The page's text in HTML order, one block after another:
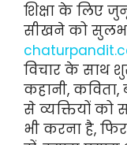
शिक्षा के लिए
सीखने को सुलभ
विचार के साथ
कहानी, कविता,
से व्यक्तियों को
भी करना है,